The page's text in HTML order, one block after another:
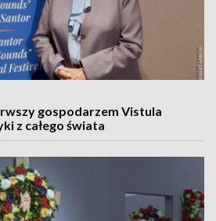
gospodarzem Vistula
z całego świata